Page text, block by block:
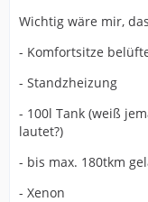
Wichtig wäre mir,
- Komfortsitze
- Standzheizung
- 100l Tank (weiß
lautet?)
- bis max. 180tkm
- Xenon